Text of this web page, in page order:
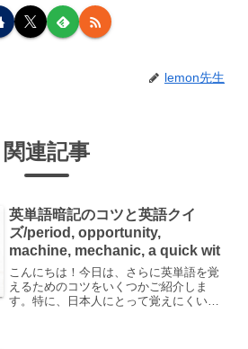
lemon先生
関連記事
英単語暗記のコツと英語クイ
ズ/period, opportunity,
machine, mechanic, a quick wit
こんにちは！今日は、さらに英単語を覚
えるためのコツをいくつかご紹介しま
す。特に、日本人にとって覚えにくい単